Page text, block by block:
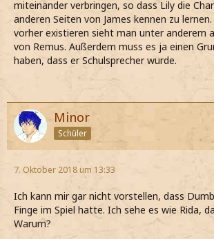
miteinander verbringen, so dass Lily die
anderen Seiten von James kennen zu
vorher existieren sieht man unter anderem
von Remus. Außerdem muss es ja einen
haben, dass er Schulsprecher wurde.
Minor
Schüler
7. Oktober 2018 um 13:33
Ich kann mir gar nicht vorstellen, dass
Finge im Spiel hatte. Ich sehe es wie Rida,
Warum?